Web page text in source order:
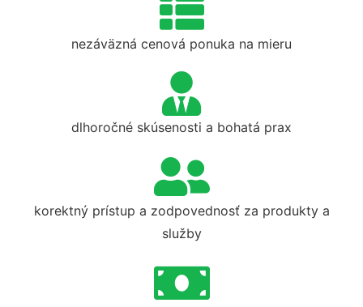
nezáväzná cenová ponuka na mieru
dlhoročné skúsenosti a bohatá prax
korektný prístup a zodpovednosť za produkty a
služby